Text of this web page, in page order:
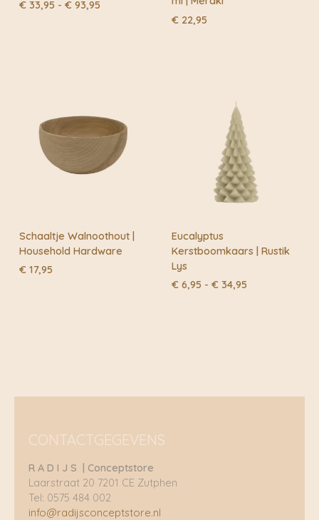
€ 33,95 - € 93,95
€ 22,95
Schaaltje Walnoothout |
Household Hardware
€ 17,95
Eucalyptus
Kerstboomkaars | Rustik
Lys
€ 6,95 - € 34,95
CONTACTGEGEVENS
R A D I J S | Conceptstore
Laarstraat 20 7201 CE Zutphen
Tel: 0575 484 002
info@radijsconceptstore.nl